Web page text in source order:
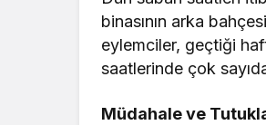
binasının arka
eylemciler, geçtiği
saatlerinde çok
Müdahale ve